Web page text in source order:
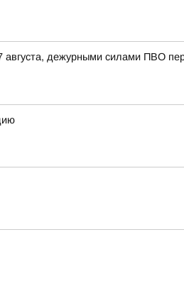
дежурными силами ПВО